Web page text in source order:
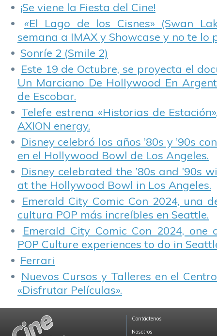
¡Se viene la Fiesta del Cine!
«El Lago de los Cisnes» (Swan
semana a IMAX y Showcase y no te lo
Sonríe 2 (Smile 2)
Este 19 de Octubre, se proyecta el
Un Marciano De Hollywood En
de Escobar.
Telefe estrena «Historias de
AXION energy.
Disney celebró los años ’80s y ’90s
en el Hollywood Bowl de Los Angeles.
Disney celebrated the ’80s and ’90s
at the Hollywood Bowl in Los Angeles.
Emerald City Comic Con 2024, una
cultura POP más increíbles en Seattle.
Emerald City Comic Con 2024,
POP Culture experiences to do in
Ferrari
Nuevos Cursos y Talleres en el
«Disfrutar Películas».
Contáctenos
Nosotros